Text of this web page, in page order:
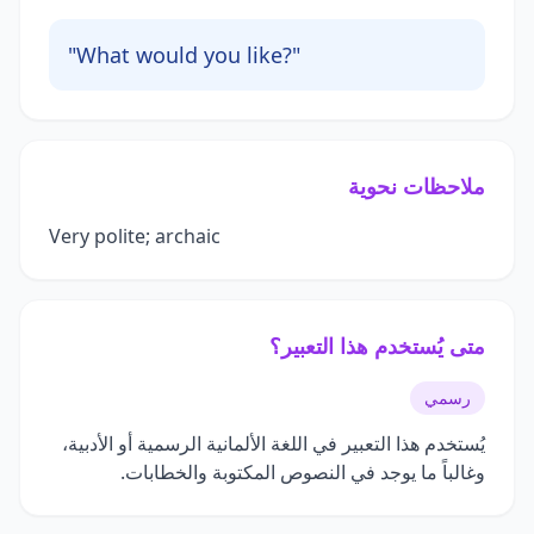
"What would you like?"
ملاحظات نحوية
Very polite; archaic
متى يُستخدم هذا التعبير؟
رسمي
يُستخدم هذا التعبير في اللغة الألمانية الرسمية أو الأدبية،
وغالباً ما يوجد في النصوص المكتوبة والخطابات.